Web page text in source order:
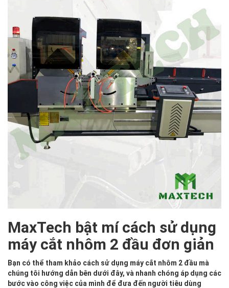
MaxTech bật mí cách sử dụng
máy cắt nhôm 2 đầu đơn giản
Bạn có thể tham khảo cách sử dụng máy cắt nhôm 2 đầu mà
chúng tôi hướng dẫn bên dưới đây, và nhanh chóng áp dụng các
bước vào công việc của mình để đưa đến người tiêu dùng